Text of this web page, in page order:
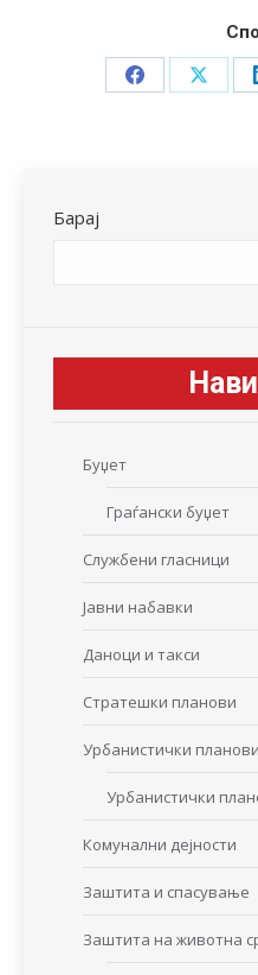
Share
Share
Барај
Буџет
Граѓански буџет
Службени гласници
Јавни набавки
Даноци и такси
Стратешки планови
Урбанистички планови
Урбанистички
Комунални дејности
Заштита и спасување
Заштита на животна